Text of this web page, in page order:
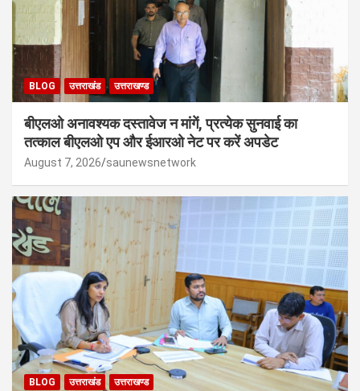
BLOG उत्तराखंड उत्तराखण्ड
बीएलओ अनावश्यक दस्तावेज न मांगें, प्रत्येक सुनवाई का
तत्काल बीएलओ एप और ईआरओ नेट पर करें अपडेट
August 7, 2026 saunewsnetwork
BLOG उत्तराखंड उत्तराखण्ड